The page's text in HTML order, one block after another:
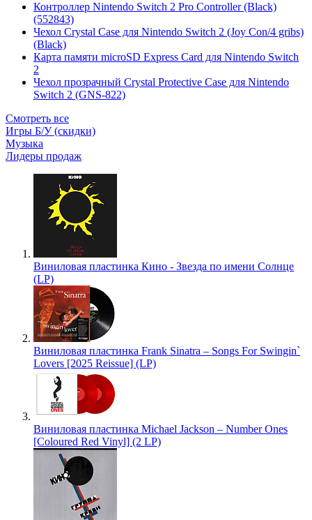
Контроллер Nintendo Switch 2 Pro Controller (Black)
(552843)
Чехол Сrystal Сase для Nintendo Switch 2 (Joy Con/4 gribs)
(Black)
Карта памяти microSD Express Card для Nintendo Switch
2
Чехол прозрачный Crystal Protective Case для Nintendo
Switch 2 (GNS-822)
Смотреть все
Игры Б/У (скидки)
Музыка
Лидеры продаж
Виниловая пластинка Кино - Звезда по имени Солнце
(LP)
Виниловая пластинка Frank Sinatra – Songs For Swingin`
Lovers [2025 Reissue] (LP)
Виниловая пластинка Michael Jackson – Number Ones
[Coloured Red Vinyl] (2 LP)